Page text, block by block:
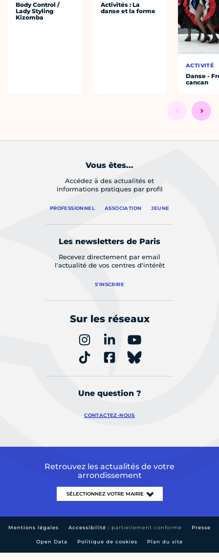
Body Control /
Lady Styling
Kizomba
Activités : La
danse et la forme
ACTIVITÉ
Danse -
cancan
Vous êtes...
Accédez à des actualités et
informations pratiques par profil
PROFESSIONNEL ASSOCIATION JEUNE
Les newsletters de Paris
Recevez directement par email
l'actualité de vos centres d'intérêt
S'INSCRIRE
Sur les réseaux
Une question ?
CONTACTEZ-NOUS
Retrouvez les actualités de votre
arrondissement
Mentions légales Accessibilité : partiellement conforme Presse
Open Data Politique de cookies Plan du site